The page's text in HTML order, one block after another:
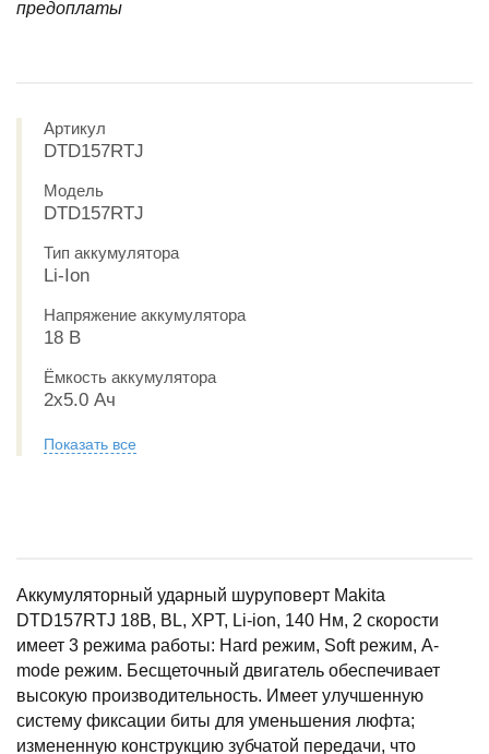
предоплаты
Артикул
DTD157RTJ
Модель
DTD157RTJ
Тип аккумулятора
Li-Ion
Напряжение аккумулятора
18 В
Ёмкость аккумулятора
2x5.0 Ач
Показать все
Аккумуляторный ударный шуруповерт Makita
DTD157RTJ 18В, BL, XPT, Li-ion, 140 Нм, 2 скорости
имеет 3 режима работы: Hard режим, Soft режим, A-
mode режим. Бесщеточный двигатель обеспечивает
высокую производительность. Имеет улучшенную
систему фиксации биты для уменьшения люфта;
измененную конструкцию зубчатой передачи, что